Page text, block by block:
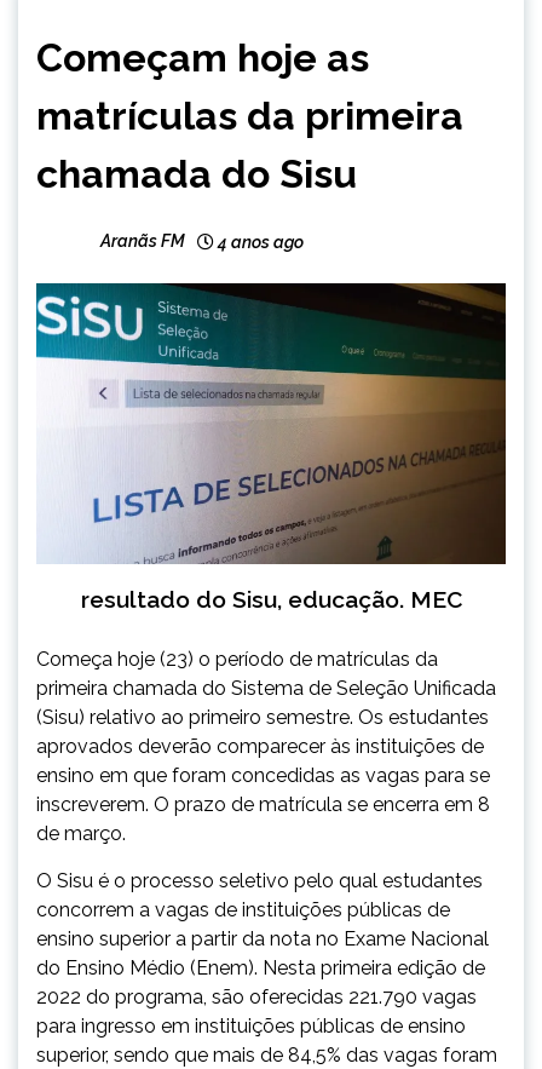
NOTÍCIAS
Começam hoje as
matrículas da primeira
chamada do Sisu
Aranãs FM 4 anos ago
resultado do Sisu, educação. MEC
Começa hoje (23) o período de matrículas da
primeira chamada do Sistema de Seleção Unificada
(Sisu) relativo ao primeiro semestre. Os estudantes
aprovados deverão comparecer às instituições de
ensino em que foram concedidas as vagas para se
inscreverem. O prazo de matrícula se encerra em 8
de março.
O Sisu é o processo seletivo pelo qual estudantes
concorrem a vagas de instituições públicas de
ensino superior a partir da nota no Exame Nacional
do Ensino Médio (Enem). Nesta primeira edição de
2022 do programa, são oferecidas 221.790 vagas
para ingresso em instituições públicas de ensino
superior, sendo que mais de 84,5% das vagas foram